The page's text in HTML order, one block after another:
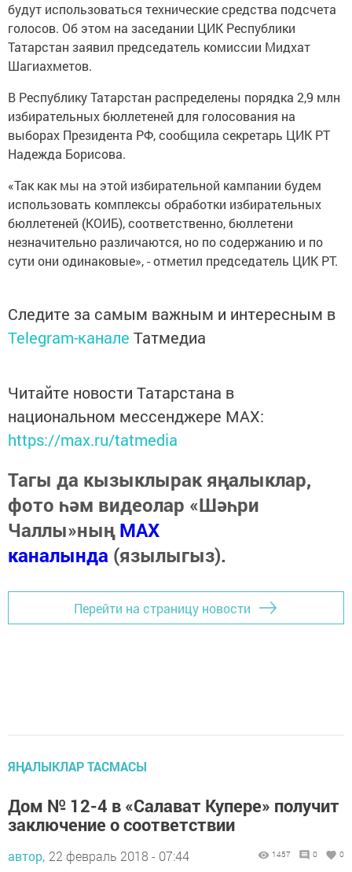
будут использоваться технические средства подсчета
голосов. Об этом на заседании ЦИК Республики
Татарстан заявил председатель комиссии Мидхат
Шагиахметов.
В Республику Татарстан распределены порядка 2,9 млн
избирательных бюллетеней для голосования на
выборах Президента РФ, сообщила секретарь ЦИК РТ
Надежда Борисова.
«Так как мы на этой избирательной кампании будем
использовать комплексы обработки избирательных
бюллетеней (КОИБ), соответственно, бюллетени
незначительно различаются, но по содержанию и по
сути они одинаковые», - отметил председатель ЦИК РТ.
Следите за самым важным и интересным в
Telegram-канале Татмедиа
Читайте новости Татарстана в
национальном мессенджере MАХ:
https://max.ru/tatmedia
Тагы да кызыклырак яңалыклар,
фото һәм видеолар «Шәһри
Чаллы»ныңMAX
каналында (язылыгыз).
Перейти на страницу новости
ЯҢАЛЫКЛАР ТАСМАСЫ
Дом № 12-4 в «Салават Купере» получит
заключение о соответствии
автор, 22 февраль 2018 - 07:44 1457 0 0